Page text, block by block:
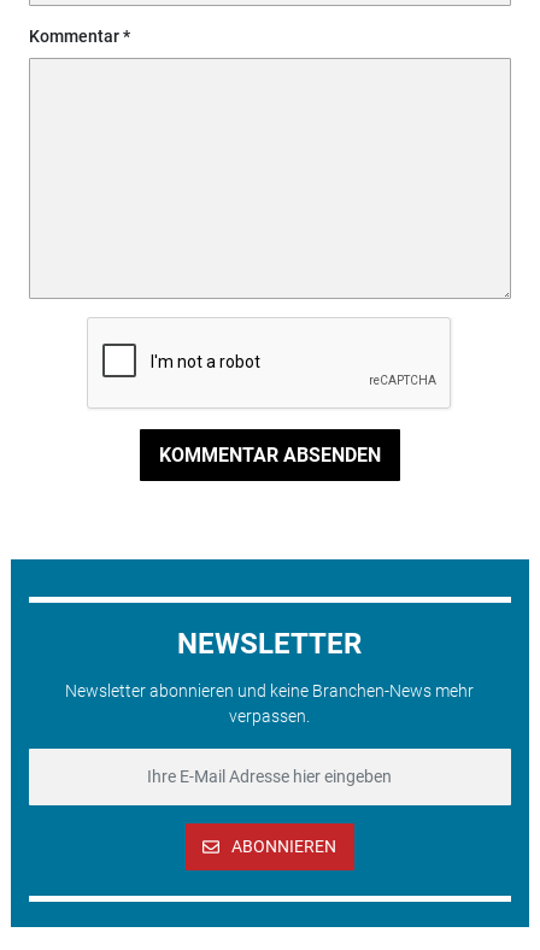
Kommentar
KOMMENTAR ABSENDEN
NEWSLETTER
Newsletter abonnieren und keine Branchen-News mehr
verpassen.
ABONNIEREN